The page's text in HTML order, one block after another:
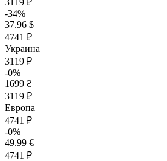
3119 ₽
-34%
37.96 $
4741 ₽
Украина
3119 ₽
-0%
1699 ₴
3119 ₽
Европа
4741 ₽
-0%
49.99 €
4741 ₽